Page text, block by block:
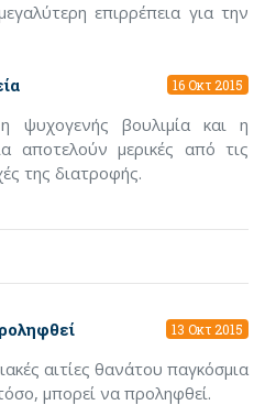
επιρρέπεια για την
16 Οκτ 2015
ψυχογενής βουλιμία και η
αποτελούν μερικές από τις
της διατροφής.
13 Οκτ 2015
αιτίες θανάτου παγκόσμια
μπορεί να προληφθεί.